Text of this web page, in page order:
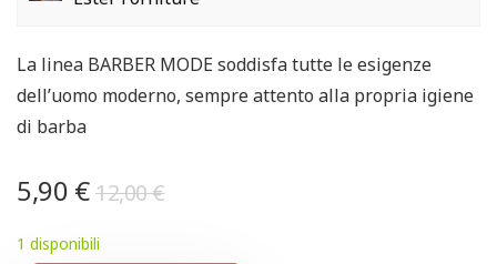
La linea BARBER MODE soddisfa tutte le esigenze
dell’uomo moderno, sempre attento alla propria igiene
di barba
12,00€
5,90 €
1 disponibili